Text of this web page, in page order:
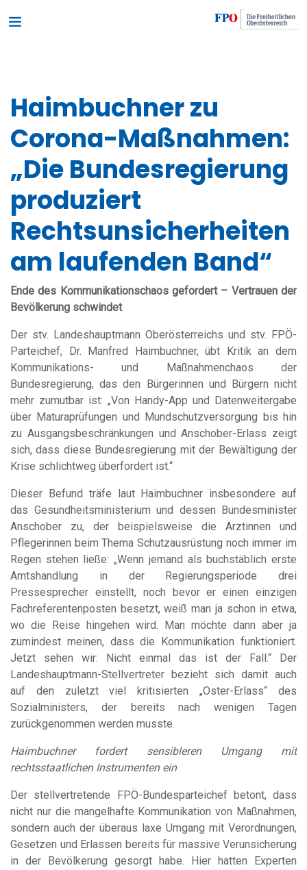
Haimbuchner zu
Corona-Maßnahmen:
„Die Bundesregierung
produziert
Rechtsunsicherheiten
am laufenden Band“
Ende des Kommunikationschaos gefordert – Vertrauen der
Bevölkerung schwindet
Der stv. Landeshauptmann Oberösterreichs und stv. FPÖ-
Parteichef, Dr. Manfred Haimbuchner, übt Kritik an dem
Kommunikations- und Maßnahmenchaos der
Bundesregierung, das den Bürgerinnen und Bürgern nicht
mehr zumutbar ist: „Von Handy-App und Datenweitergabe
über Maturaprüfungen und Mundschutzversorgung bis hin
zu Ausgangsbeschränkungen und Anschober-Erlass zeigt
sich, dass diese Bundesregierung mit der Bewältigung der
Krise schlichtweg überfordert ist.“
Dieser Befund träfe laut Haimbuchner insbesondere auf
das Gesundheitsministerium und dessen Bundesminister
Anschober zu, der beispielsweise die Ärztinnen und
Pflegerinnen beim Thema Schutzausrüstung noch immer im
Regen stehen ließe: „Wenn jemand als buchstäblich erste
Amtshandlung in der Regierungsperiode drei
Pressesprecher einstellt, noch bevor er einen einzigen
Fachreferentenposten besetzt, weiß man ja schon in etwa,
wo die Reise hingehen wird. Man möchte dann aber ja
zumindest meinen, dass die Kommunikation funktioniert.
Jetzt sehen wir: Nicht einmal das ist der Fall.“ Der
Landeshauptmann-Stellvertreter bezieht sich damit auch
auf den zuletzt viel kritisierten „Oster-Erlass“ des
Sozialministers, der bereits nach wenigen Tagen
zurückgenommen werden musste.
Haimbuchner fordert sensibleren Umgang mit
rechtsstaatlichen Instrumenten ein
Der stellvertretende FPÖ-Bundesparteichef betont, dass
nicht nur die mangelhafte Kommunikation von Maßnahmen,
sondern auch der überaus laxe Umgang mit Verordnungen,
Gesetzen und Erlassen bereits für massive Verunsicherung
in der Bevölkerung gesorgt habe. Hier hatten Experten